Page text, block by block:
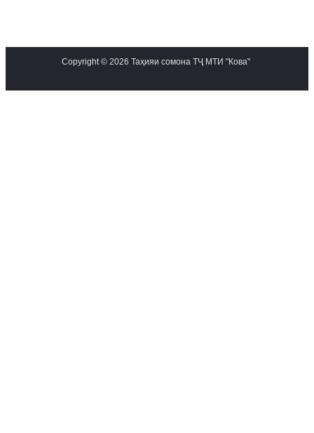
Copyright © 2026 Таҳияи сомона ТҶ МТИ "Кова"